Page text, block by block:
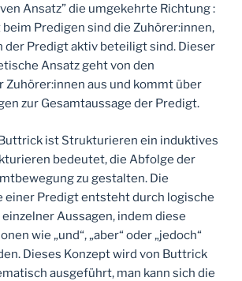
Ansatz” die umgekehrte Richtung :
Predigen sind die Zuhörer:innen,
der Predigt aktiv beteiligt sind. Dieser
Ansatz geht von den
Zuhörer:innen aus und kommt über
zur Gesamtaussage der Predigt.
ist Strukturieren ein induktives
bedeutet, die Abfolge der
zu gestalten. Die
einer Predigt entsteht durch logische
Aussagen, indem diese
wie „und“, „aber“ oder „jedoch“
Dieses Konzept wird von Buttrick
ausgeführt, man kann sich die